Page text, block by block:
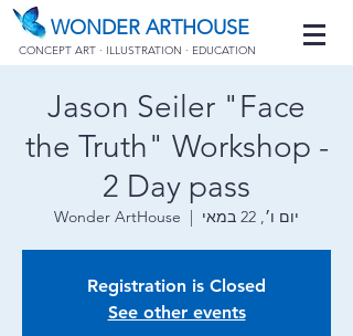
WONDER ARTHOUSE
CONCEPT ART · ILLUSTRATION · EDUCATION
Jason Seiler "Face
the Truth" Workshop -
2 Day pass
יום ו׳, 22 במאי
  |
Wonder ArtHouse
Registration is Closed
See other events